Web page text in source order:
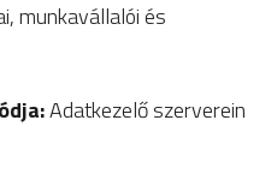
munkavállalói és
Adatkezelő szerverein